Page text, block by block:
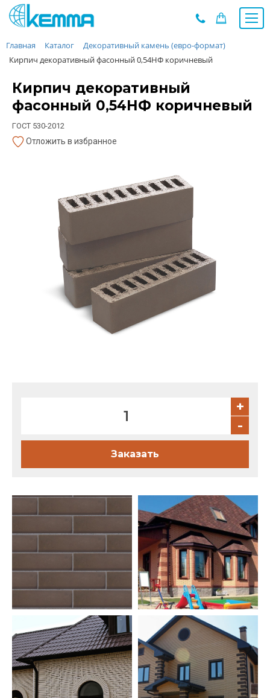
Каталог
Прайс
О заводе
Новости
Контакты
Дилеры
Мероприятия при НМУ
Предложения к зачёту
Сертификаты
Личный кабинет
Главная Каталог
Декоративный камень (евро-формат)
Кирпич декоративный фасонный 0,54НФ коричневый
Кирпич декоративный
фасонный 0,54НФ коричневый
ГОСТ 530-2012
Отложить в избранное
+
-
Заказать